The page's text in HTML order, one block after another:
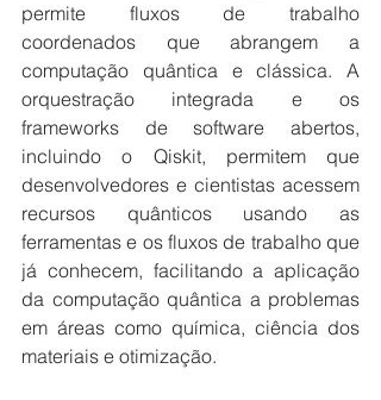
permite fluxos de trabalho
coordenados que abrangem a
computação quântica e clássica. A
orquestração integrada e os
frameworks de software abertos,
incluindo o Qiskit, permitem que
desenvolvedores e cientistas acessem
recursos quânticos usando as
ferramentas e os fluxos de trabalho que
já conhecem, facilitando a aplicação
da computação quântica a problemas
em áreas como química, ciência dos
materiais e otimização.